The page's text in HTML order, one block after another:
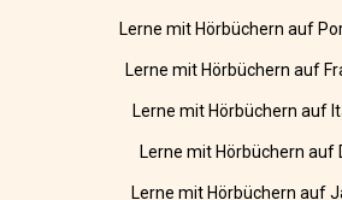
Lerne mit Hörbüchern auf
Lerne mit Hörbüchern auf
Lerne mit Hörbüchern auf
Lerne mit Hörbüchern auf
Lerne mit Hörbüchern auf